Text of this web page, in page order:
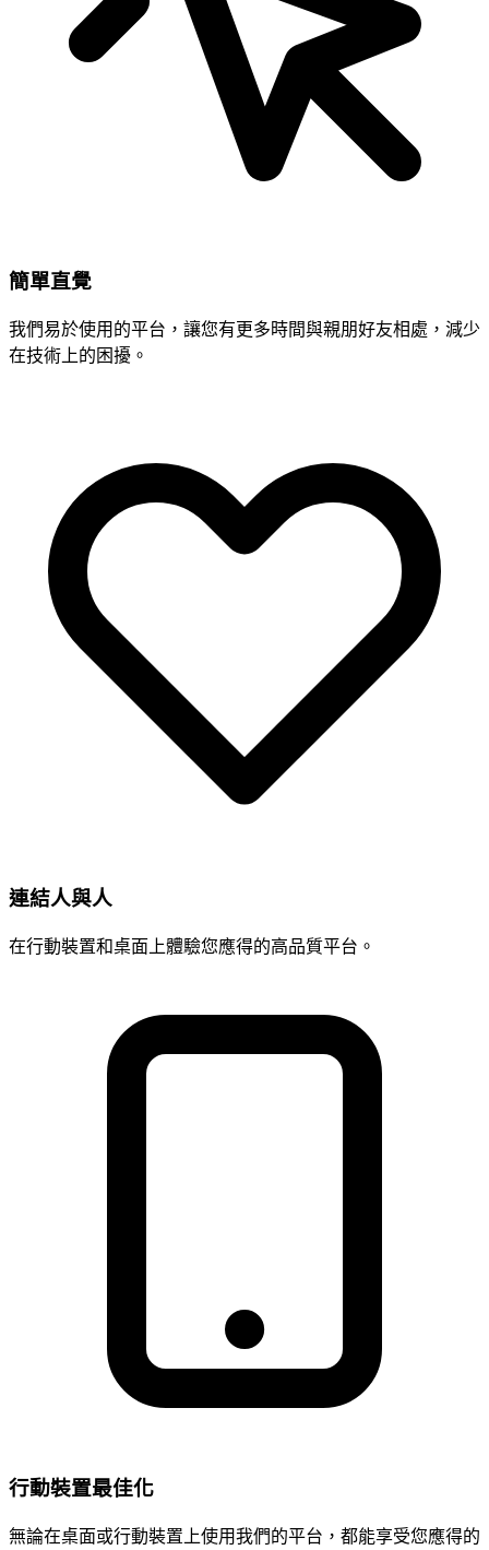
簡單直覺
我們易於使用的平台，讓您有更多時間與親朋好友相處，減少
在技術上的困擾。
連結人與人
在行動裝置和桌面上體驗您應得的高品質平台。
行動裝置最佳化
無論在桌面或行動裝置上使用我們的平台，都能享受您應得的